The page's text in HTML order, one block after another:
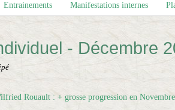
Entrainements Manifestations internes
- Décembre